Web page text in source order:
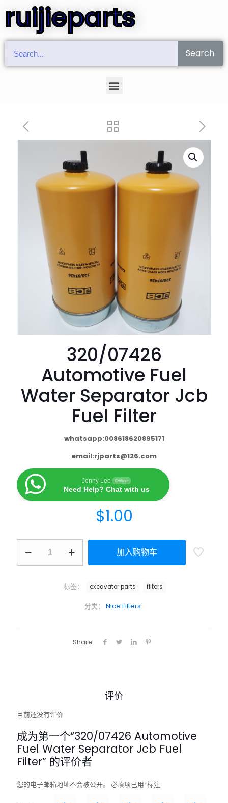
ruijieparts
Search
320/07426
Automotive Fuel
Water Separator Jcb
Fuel Filter
whatsapp:008618620895171
email:rjparts@126.com
Jenny Lee Online
Need Help? Chat with us
$1.00
加入购物车
分类： Nice Filters
标签： excavator parts filters
Share
评价
目前还没有评价
成为第一个“320/07426 Automotive
Fuel Water Separator Jcb Fuel
Filter” 的评价者
您的电子邮箱地址不会被公开。 必填项已用*标注